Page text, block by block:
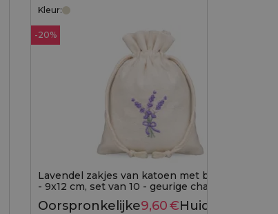
Kleur:
-20%
Lavendel zakjes van katoen met borduursel
- 9x12 cm, set van 10 - geurige charme in een
natuurlijk jasje
Oorspronkelijke9,60€Huidige